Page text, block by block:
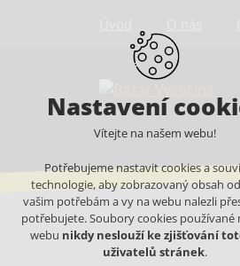
Nastavení
Vítejte na našem webu!
Potřebujeme nastavit cookies a
technologie, aby zobrazovaný obsah
vašim potřebám a vy na webu nalezli
potřebujete. Soubory cookies používané
webu nikdy neslouží ke zjišťování
uživatelů stránek.